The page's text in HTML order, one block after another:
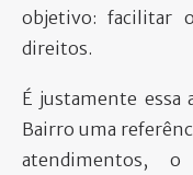
objetivo: facilitar
direitos.
É justamente essa
Bairro uma
atendimentos, o